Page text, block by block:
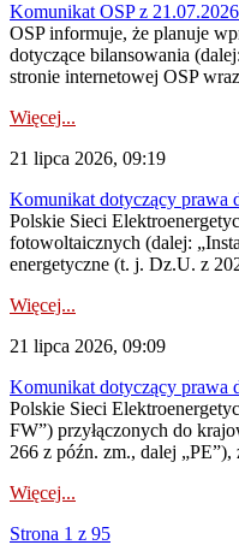
Komunikat OSP z
OSP informuje, że planuje
dotyczące bilansowania
stronie internetowej OSP
Więcej...
21 lipca 2026, 09:19
Komunikat dotyczący prawa
Polskie Sieci
fotowoltaicznych (dalej:
energetyczne (t. j. Dz.U. z
Więcej...
21 lipca 2026, 09:09
Komunikat dotyczący prawa
Polskie Sieci
FW”) przyłączonych do
266 z późn. zm., dalej
Więcej...
Strona 1 z 95